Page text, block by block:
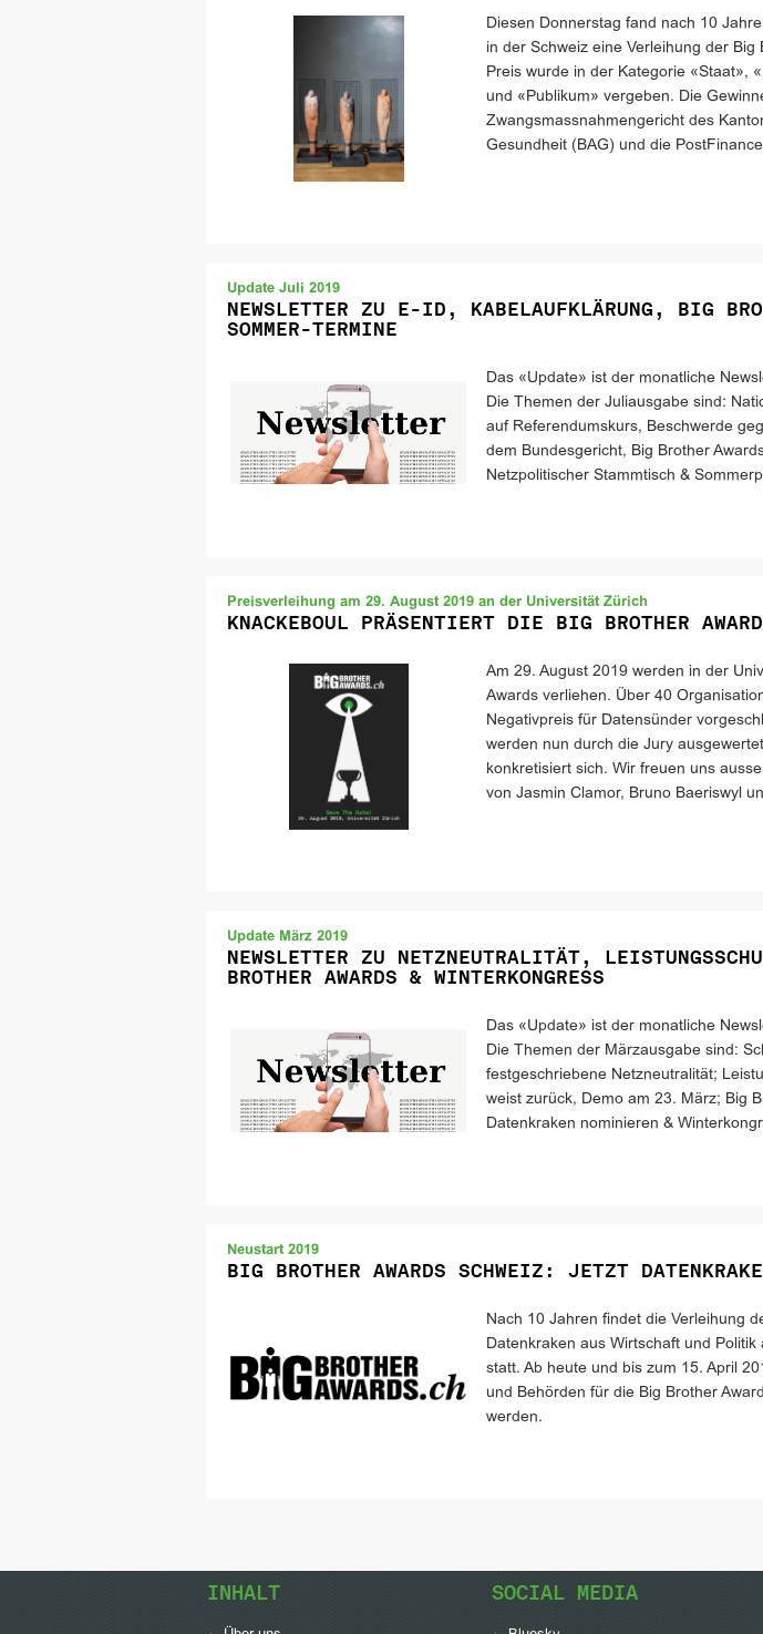
Diesen Donnerstag fand nach 10
in der Schweiz eine Verleihung der Big
Preis wurde in der Kategorie «Staat»,
und «Publikum» vergeben. Die
Zwangsmassnahmengericht des
Gesundheit (BAG) und die
Update Juli 2019
NEWSLETTER ZU E-ID, KABELAUFKLÄRUNG, BIG
SOMMER-TERMINE
Das «Update» ist der monatliche
Die Themen der Juliausgabe sind:
auf Referendumskurs, Beschwerde
dem Bundesgericht, Big Brother
Netzpolitischer Stammtisch &
Preisverleihung am 29. August 2019 an der Universität Zürich
KNACKEBOUL PRÄSENTIERT DIE BIG BROTHER
Am 29. August 2019 werden in der
Awards verliehen. Über 40
Negativpreis für Datensünder
werden nun durch die Jury
konkretisiert sich. Wir freuen uns
von Jasmin Clamor, Bruno Baeriswyl
Update März 2019
NEWSLETTER ZU NETZNEUTRALITÄT,
BROTHER AWARDS & WINTERKONGRESS
Das «Update» ist der monatliche
Die Themen der Märzausgabe sind:
festgeschriebene Netzneutralität;
weist zurück, Demo am 23. März; Big
Datenkraken nominieren &
Neustart 2019
BIG BROTHER AWARDS SCHWEIZ: JETZT
Nach 10 Jahren findet die Verleihung
Datenkraken aus Wirtschaft und
statt. Ab heute und bis zum 15. April
und Behörden für die Big Brother
werden.
INHALT SOCIAL MEDIA